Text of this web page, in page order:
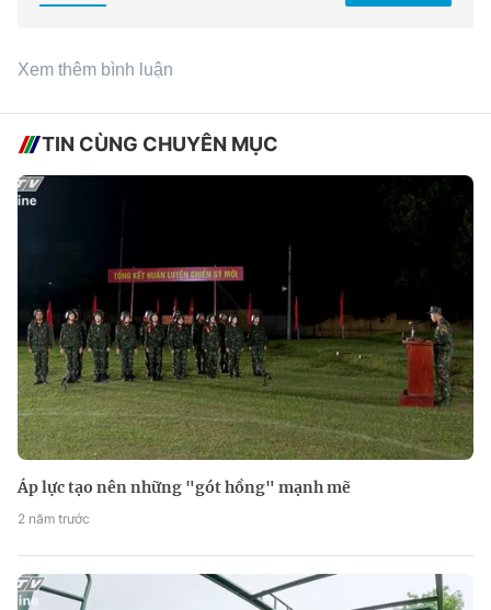
Xem thêm bình luận
TIN CÙNG CHUYÊN MỤC
Áp lực tạo nên những "gót hồng" mạnh mẽ
2 năm trước